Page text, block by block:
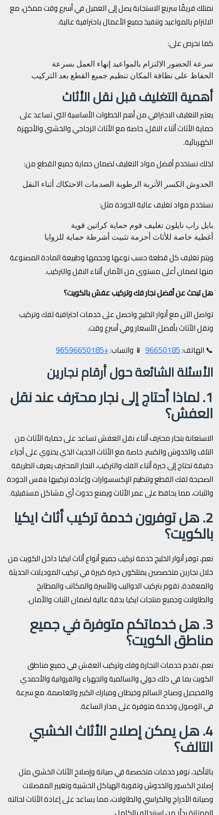
نمتلك فريقًا سريع الاستجابة يصل إلى العميل في أسرع وقت ممكن، مع
الالتزام بالمواعيد وتنفيذ جميع الأعمال باحترافية عالية.
كما نحرص على:
سرعة الحضور الالتزام بالمواعيد إنهاء العمل بسرعة
الحفاظ على نظافة المكان تنظيم جميع القطع بعد التركيب
أهمية التغليف قبل نقل الأثاث
يعتبر التغليف الاحترافي من أهم الخطوات الأساسية التي تساعد على
حماية الأثاث أثناء النقل، خاصة مع الأثاث الزجاجي والخشبي والأجهزة
الكهربائية.
لذلك نستخدم أفضل مواد التغليف لضمان حماية جميع القطع من:
الخدوش الكسر الأتربة الرطوبة الصدمات الاحتكاك أثناء النقل
نستخدم مواد تغليف عالية الجودة مثل:
بابل راب نايلون تغليف فوم حماية كراتين قوية
أغطية خاصة للأثاث أحزمة تثبيت أشرطة حماية للزوايا
ويتم تغليف كل قطعة حسب نوعها وحجمها وطبيعة المادة المصنوعة
منها لضمان أعلى مستوى من الأمان أثناء النقل والتركيب.
هل تبحث عن أفضل نجار فك وتركيب عفش بالكويت؟
تواصل الآن مع أنوار الخليج واحصل على خدمات احترافية لفك وتركيب
ونقل الأثاث بأفضل الأسعار وفي أسرع وقت.
📞 الهاتف:96650185 📱 واتساب:+96596650185
الأسئلة الشائعة حول أرقام نجارين
1. لماذا أحتاج إلى نجار محترف عند نقل
العفش؟
الاستعانة بنجار محترف أثناء نقل العفش تساعد على حماية الأثاث من
التلف والخدوش والكسر، خاصة مع الأثاث الحديث الذي يحتوي على أجزاء
دقيقة تحتاج إلى خبرة أثناء الفك والتركيب، النجار المحترف يعرف الطريقة
الصحيحة لفك القطع وتنظيم الإكسسوارات وإعادة تركيبها بنفس الجودة
والثبات، مما يحافظ على عمر الأثاث ويمنع حدوث أي مشاكل مستقبلية.
2. هل توفرون خدمة تركيب أثاث ايكيا
بالكويت؟
نعم، توفر أنوار الخليج خدمة تركيب جميع أنواع أثاث ايكيا داخل الكويت من
خلال نجارين متخصصين يمتلكون خبرة كبيرة في تركيب الموديلات الحديثة
والمعقدة، نقوم بتركيب الدواليب والأسرة والمكاتب والمطابخ
والطاولات وجميع منتجات ايكيا بدقة عالية لضمان الثبات والأمان.
3. هل خدماتكم متوفرة في جميع
مناطق الكويت؟
نعم، نقدم خدمات النجارة وفك وتركيب العفش في جميع مناطق
الكويت بما في ذلك حولي والسالمية والجهراء والفروانية والأحمدي
والفحيحيل وصباح السالم وخيطان ومبارك الكبير والعاصمة، مع سرعة
في الوصول وخدمة متوفرة على مدار الساعة.
4. هل يمكن إصلاح الأثاث الخشبي
التالف؟
بالتأكيد، نوفر خدمات متخصصة في صيانة وإصلاح الأثاث الخشبي مثل
إصلاح الكسور والخدوش وتقوية الهياكل الخشبية وتغيير المفصلات
وصيانة الأدراج والكراسي والطاولات، مما يساعد على إعادة الأثاث لحالته